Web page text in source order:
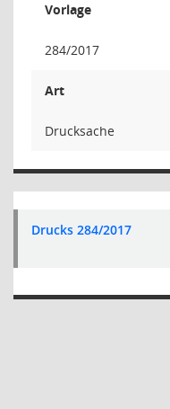
Vorlage
284/2017
Art
Drucksache
Drucks 284/2017